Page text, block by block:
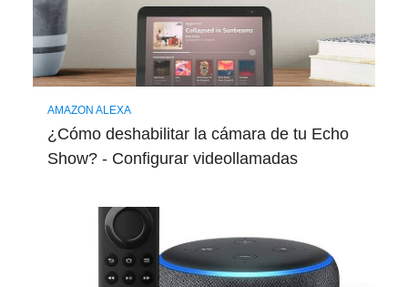
AMAZON ALEXA
¿Cómo deshabilitar la cámara de tu Echo
Show? - Configurar videollamadas